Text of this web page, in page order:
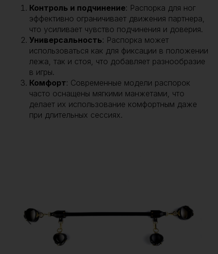
Контроль и подчинение: Распорка для ног
эффективно ограничивает движения партнера,
что усиливает чувство подчинения и доверия.
Универсальность: Распорка может
использоваться как для фиксации в положении
лежа, так и стоя, что добавляет разнообразие
в игры.
Комфорт: Современные модели распорок
часто оснащены мягкими манжетами, что
делает их использование комфортным даже
при длительных сессиях.